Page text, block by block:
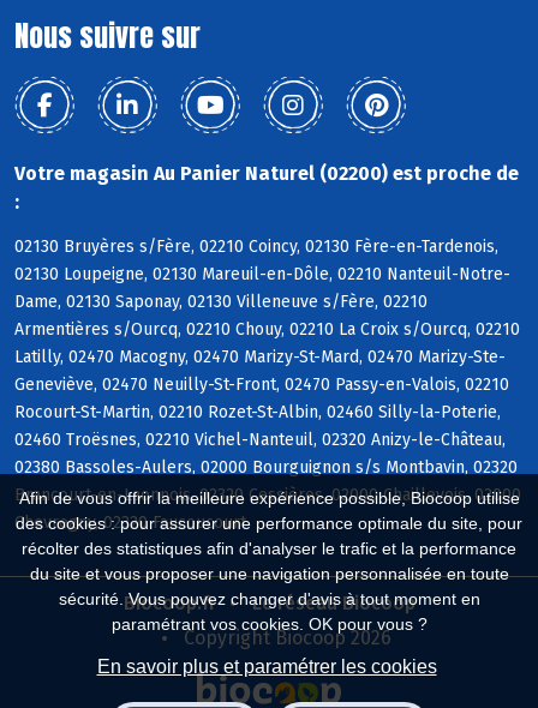
Afin de vous offrir la meilleure expérience possible, Biocoop utilise
des cookies : pour assurer une performance optimale du site, pour
récolter des statistiques afin d'analyser le trafic et la performance
du site et vous proposer une navigation personnalisée en toute
sécurité. Vous pouvez changer d'avis à tout moment en
paramétrant vos cookies. OK pour vous ?
En savoir plus et paramétrer les cookies
Nous suivre sur
Votre magasin Au Panier Naturel (02200) est proche de
:
02130 Bruyères s/Fère, 02210 Coincy, 02130 Fère-en-Tardenois,
02130 Loupeigne, 02130 Mareuil-en-Dôle, 02210 Nanteuil-Notre-
Dame, 02130 Saponay, 02130 Villeneuve s/Fère, 02210
Armentières s/Ourcq, 02210 Chouy, 02210 La Croix s/Ourcq, 02210
Latilly, 02470 Macogny, 02470 Marizy-St-Mard, 02470 Marizy-Ste-
Geneviève, 02470 Neuilly-St-Front, 02470 Passy-en-Valois, 02210
Rocourt-St-Martin, 02210 Rozet-St-Albin, 02460 Silly-la-Poterie,
02460 Troësnes, 02210 Vichel-Nanteuil, 02320 Anizy-le-Château,
02380 Bassoles-Aulers, 02000 Bourguignon s/s Montbavin, 02320
Brancourt-en-Laonnois, 02320 Cessières, 02000 Chaillevois, 02000
Chevregny, 02320 Faucoucourt
Biocoop.fr
Le réseau Biocoop
Copyright Biocoop 2026